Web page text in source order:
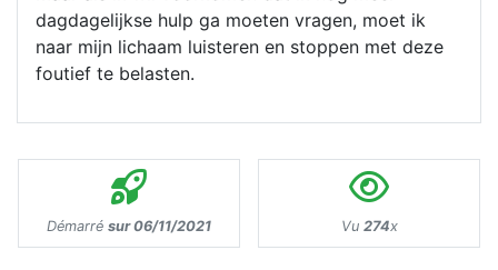
dagdagelijkse hulp ga moeten vragen, moet ik
naar mijn lichaam luisteren en stoppen met deze
foutief te belasten.
Démarré sur 06/11/2021 Vu 274x